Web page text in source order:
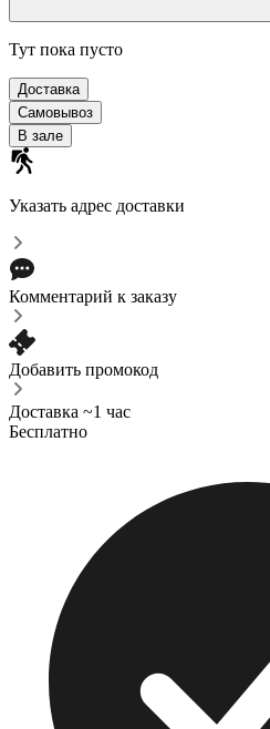
Тут пока пусто
Доставка
Самовывоз
В зале
Указать адрес доставки
Комментарий к заказу
Добавить промокод
Доставка ~1 час
Бесплатно